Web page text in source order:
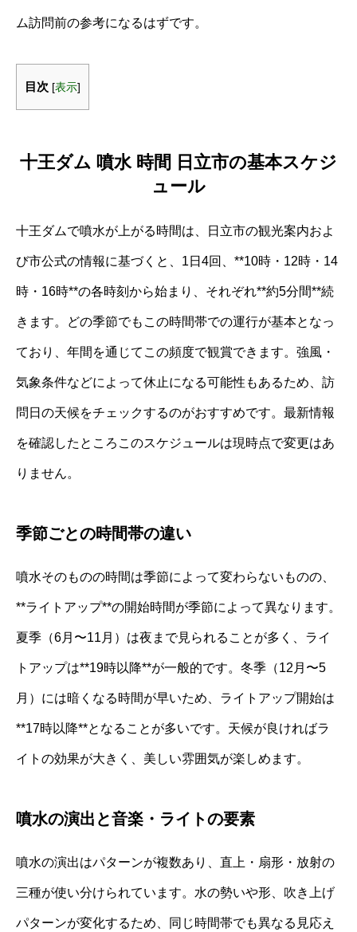
ム訪問前の参考になるはずです。
目次 [表示]
十王ダム 噴水 時間 日立市の基本スケジ
ュール
十王ダムで噴水が上がる時間は、日立市の観光案内およ
び市公式の情報に基づくと、1日4回、**10時・12時・14
時・16時**の各時刻から始まり、それぞれ**約5分間**続
きます。どの季節でもこの時間帯での運行が基本となっ
ており、年間を通じてこの頻度で観賞できます。強風・
気象条件などによって休止になる可能性もあるため、訪
問日の天候をチェックするのがおすすめです。最新情報
を確認したところこのスケジュールは現時点で変更はあ
りません。
季節ごとの時間帯の違い
噴水そのものの時間は季節によって変わらないものの、
**ライトアップ**の開始時間が季節によって異なります。
夏季（6月〜11月）は夜まで見られることが多く、ライ
トアップは**19時以降**が一般的です。冬季（12月〜5
月）には暗くなる時間が早いため、ライトアップ開始は
**17時以降**となることが多いです。天候が良ければラ
イトの効果が大きく、美しい雰囲気が楽しめます。
噴水の演出と音楽・ライトの要素
噴水の演出はパターンが複数あり、直上・扇形・放射の
三種が使い分けられています。水の勢いや形、吹き上げ
パターンが変化するため、同じ時間帯でも異なる見応え